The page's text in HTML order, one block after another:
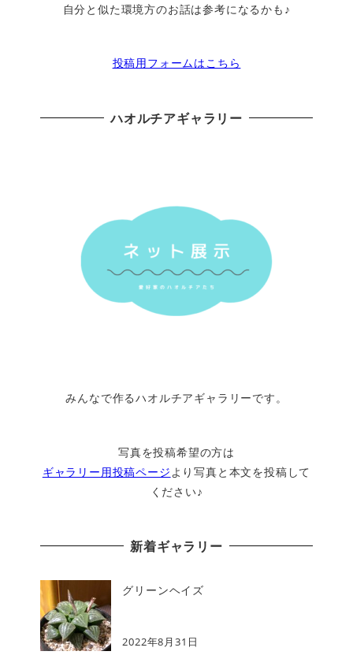
自分と似た環境方のお話は参考になるかも♪
投稿用フォームはこちら
ハオルチアギャラリー
みんなで作るハオルチアギャラリーです。
写真を投稿希望の方は
ギャラリー用投稿ページ より写真と本文を投稿して
ください♪
新着ギャラリー
グリーンヘイズ
2022年8月31日